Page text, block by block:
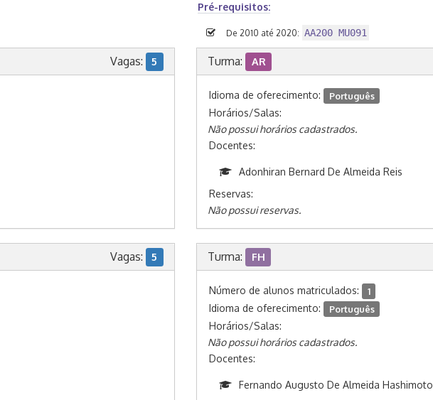
Pré-requisitos:
De 2010 até 2020: AA200 MU091
Vagas: 5 Turma: AR
Idioma de oferecimento: Português
Horários/Salas:
Não possui horários cadastrados.
Docentes:
Adonhiran Bernard De Almeida Reis
Reservas:
Não possui reservas.
Vagas: 5 Turma: FH
Número de alunos matriculados: 1
Idioma de oferecimento: Português
Horários/Salas:
Não possui horários cadastrados.
Docentes:
Fernando Augusto De Almeida Hashimoto